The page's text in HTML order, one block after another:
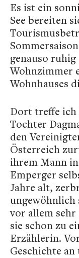
Es ist ein
See bereiten
genauso
Wohnzimmer
Wohnhauses
Dort treffe ich
Tochter
den
Österreich
ihrem Mann
Emperger
Jahre alt,
vor allem
sie schon zu
Erzählerin.
Geschichte